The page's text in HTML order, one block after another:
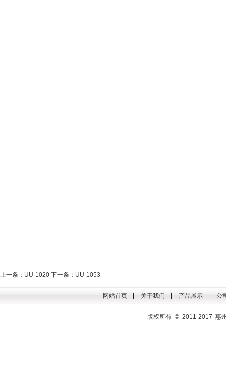
上一条：UU-1020 下一条：UU-1053
网站首页 关于我们 产品展示 公
版权所有 © 2011-2017 惠